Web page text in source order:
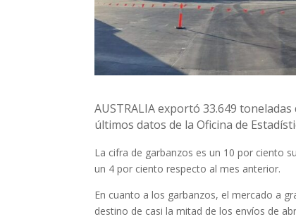
AUSTRALIA exportó 33.649
últimos datos de la Oficina de
La cifra de garbanzos es un 10 por ciento
un 4 por ciento respecto al mes anterior.
En cuanto a los garbanzos, el mercado a
destino de casi la mitad de los envíos de